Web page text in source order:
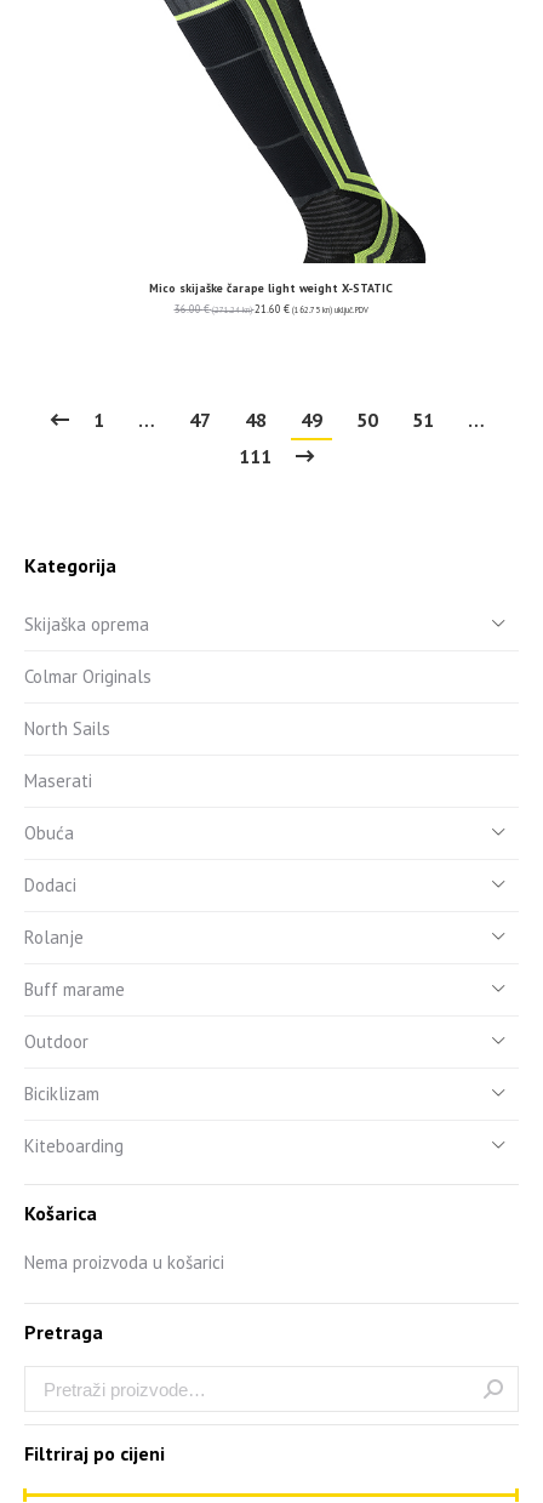
Mico skijaške čarape light weight X-STATIC
36.00€ (271.24 kn) 21.60 € (162.75 kn) uključ. PDV
1 … 47 48 49 50 51
…
111
Kategorija
Skijaška oprema
Colmar Originals
North Sails
Maserati
Obuća
Dodaci
Rolanje
Buff marame
Outdoor
Biciklizam
Kiteboarding
Košarica
Nema proizvoda u košarici
Pretraga
Filtriraj po cijeni